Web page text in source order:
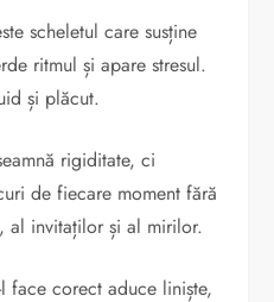
scheletul care susține
ritmul și apare stresul.
și plăcut.
rigiditate, ci
de fiecare moment fără
al invitaților și al mirilor.
face corect aduce liniște,